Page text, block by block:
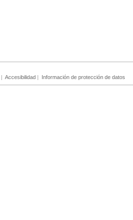
| Accesibilidad | Información de protección de datos